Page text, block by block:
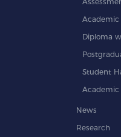
Academic
Diploma
Student
News
Research